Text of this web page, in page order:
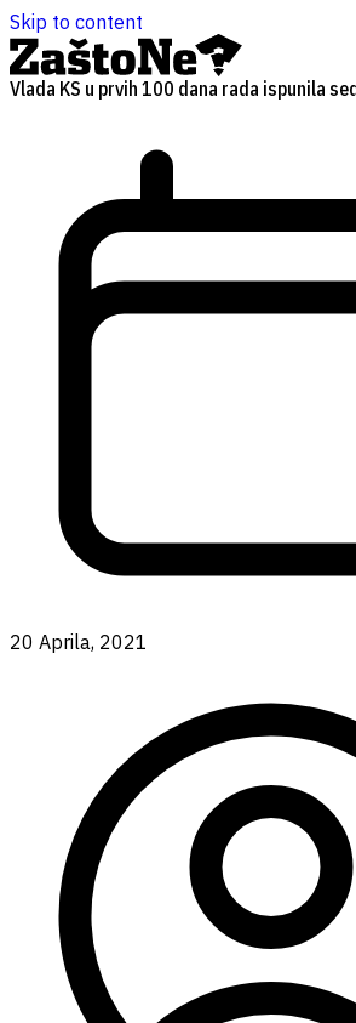
Skip to content
Vlada KS u prvih 100 dana rada ispunila
20 Aprila, 2021